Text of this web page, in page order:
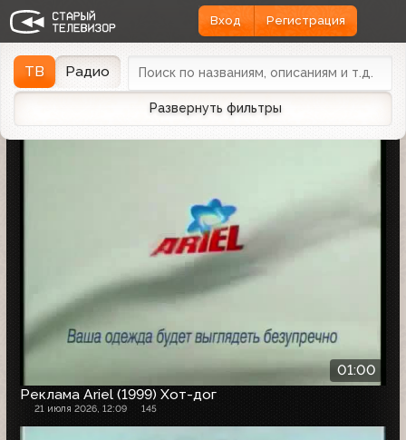
Вход Регистрация
ТВ Радио
Развернуть фильтры
Найдено 1162 записи Дата эфираДата заливки
01:00
Реклама Ariel (1999) Хот-дог
21 июля 2026, 12:09 145